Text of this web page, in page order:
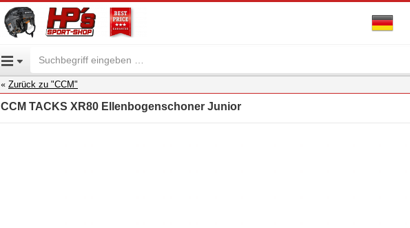
Zurück zu "CCM"
CCM TACKS XR80 Ellenbogenschoner Junior